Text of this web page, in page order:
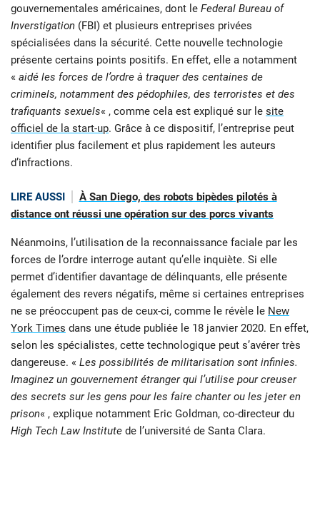
gouvernementales américaines, dont le Federal Bureau of
Inverstigation (FBI) et plusieurs entreprises privées
spécialisées dans la sécurité. Cette nouvelle technologie
présente certains points positifs. En effet, elle a notamment
« aidé les forces de l’ordre à traquer des centaines de
criminels, notamment des pédophiles, des terroristes et des
trafiquants sexuels« , comme cela est expliqué sur le site
officiel de la start-up. Grâce à ce dispositif, l’entreprise peut
identifier plus facilement et plus rapidement les auteurs
d’infractions.
LIRE AUSSI
À San Diego, des robots bipèdes pilotés à
distance ont réussi une opération sur des porcs vivants
Néanmoins, l’utilisation de la reconnaissance faciale par les
forces de l’ordre interroge autant qu’elle inquiète. Si elle
permet d’identifier davantage de délinquants, elle présente
également des revers négatifs, même si certaines entreprises
ne se préoccupent pas de ceux-ci, comme le révèle le New
York Times dans une étude publiée le 18 janvier 2020. En effet,
selon les spécialistes, cette technologique peut s’avérer très
dangereuse. « Les possibilités de militarisation sont infinies.
Imaginez un gouvernement étranger qui l’utilise pour creuser
des secrets sur les gens pour les faire chanter ou les jeter en
prison« , explique notamment Eric Goldman, co-directeur du
High Tech Law Institute de l’université de Santa Clara.